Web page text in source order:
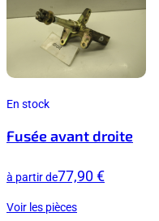
En stock
Fusée avant droite
à partir de77,90 €
Voir les pièces